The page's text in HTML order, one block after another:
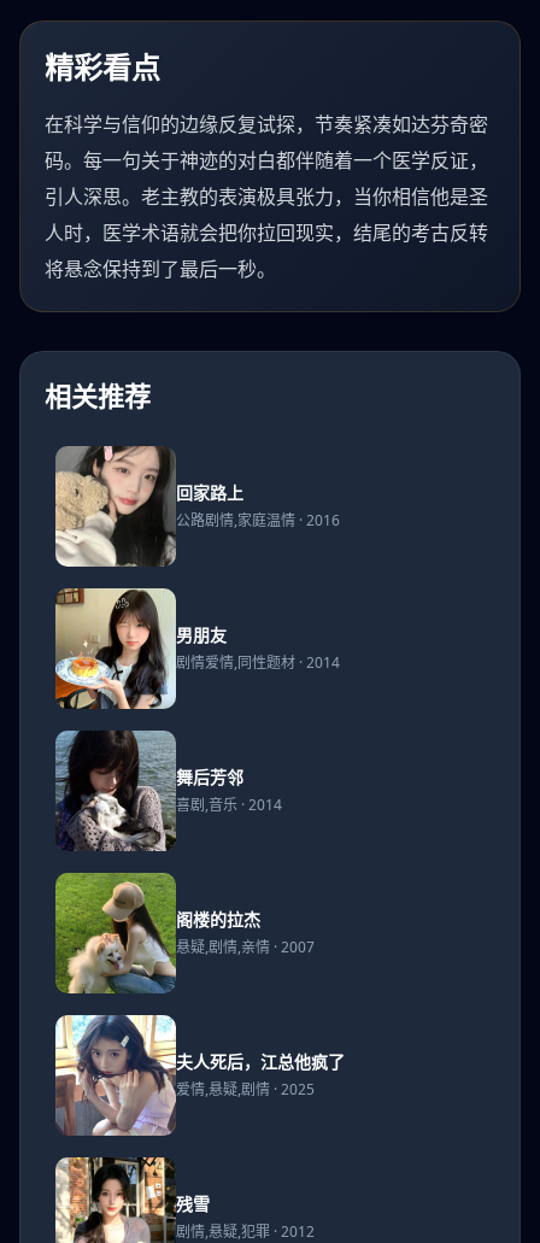
精彩看点
在科学与信仰的边缘反复试探，节奏紧凑如达芬奇密
码。每一句关于神迹的对白都伴随着一个医学反证，
引人深思。老主教的表演极具张力，当你相信他是圣
人时，医学术语就会把你拉回现实，结尾的考古反转
将悬念保持到了最后一秒。
相关推荐
回家
路上
回家路上
公路剧情,家庭温情 · 2016
男朋
友
男朋友
剧情爱情,同性题材 · 2014
舞后
芳邻
舞后芳邻
喜剧,音乐 · 2014
阁楼
的拉
杰
阁楼的拉杰
悬疑,剧情,亲情 · 2007
夫人
死
后，
江总
他疯
了
夫人死后，江总他疯了
爱情,悬疑,剧情 · 2025
残雪 残雪
剧情,悬疑,犯罪 · 2012